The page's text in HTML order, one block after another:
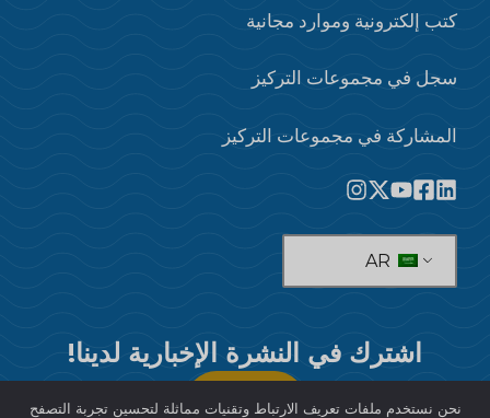
كتب إلكترونية وموارد مجانية
سجل في مجموعات التركيز
المشاركة في مجموعات التركيز
اشترك في النشرة الإخبارية لدينا!
يشترك
نحن نستخدم ملفات تعريف الارتباط وتقنيات مماثلة لتحسين تجربة التصفح